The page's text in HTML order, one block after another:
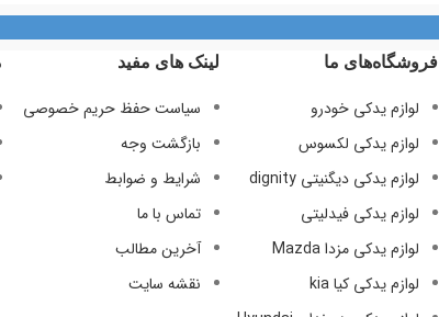
09128884461
فروشگاه‌های ما
لوازم یدکی خودرو
لوازم یدکی لکسوس
لوازم یدکی دیگنیتی dignity
لوازم یدکی فیدلیتی
لوازم یدکی مزدا Mazda
لوازم یدکی کیا kia
لینک های مفید
سیاست حفظ حریم خصوصی
بازگشت وجه
شرایط و ضوابط
تماس با ما
آخرین مطالب
نقشه سایت